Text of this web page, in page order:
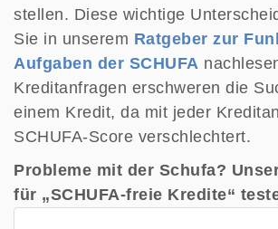
stellen. Diese wichtige
Sie in unserem Ratgeber zur
Aufgaben der SCHUFA
Kreditanfragen erschweren die
einem Kredit, da mit jeder
SCHUFA-Score verschlechtert.
Probleme mit der Schufa?
für „SCHUFA-freie Kredite“